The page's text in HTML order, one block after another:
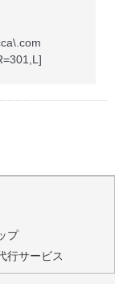
プ
行サービス